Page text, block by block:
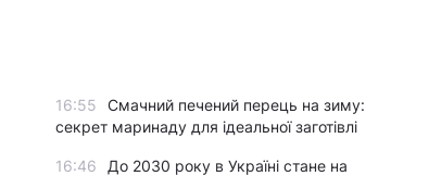
16:55
Смачний печений перець на зиму:
секрет маринаду для ідеальної заготівлі
16:46
До 2030 року в Україні стане на